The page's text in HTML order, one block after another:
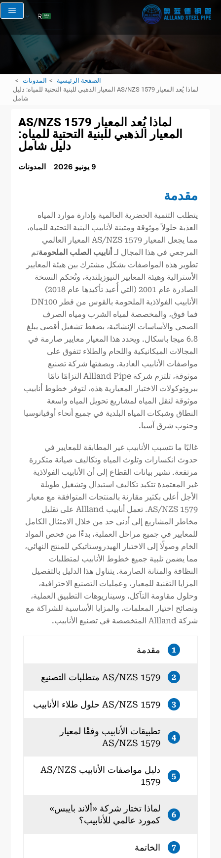
AR
EN
FR
ES
الصفحة الرئيسية
المدونات
لماذا يُعد المعيار AS/NZS 1579 المعيار الذهبي للبنية التحتية للمياه: دليل
شامل
لماذا يُعد المعيار AS/NZS 1579
المعيار الذهبي للبنية التحتية للمياه:
دليل شامل
9 يونيو 2026 المدونات
مقدمة
يتطلب التنمية الحضرية العالمية وإدارة موارد المياه
العذبة حلولاً موثوقة ومتينة لأنابيب البنية التحتية للمياه،
مما يجعل المعيار AS/NZS 1579 المعيار العالمي
المرجعي في هذا المجال لـ أنابيب الصلب الملحومةتم
تطوير هذه المواصفات بشكل مشترك بين هيئة المعايير
الأسترالية وهيئة المعايير النيوزيلندية، وتُحكم النسخة
الصادرة عام 2001 (التي أُعيد تأكيدها عام 2018)
الأنابيب الفولاذية الملحومة بالقوس من قطر DN100
فما فوق، والمخصصة لمياه الشرب ومياه الصرف
الصحي والأساسات الإنشائية، بضغط تشغيل أقصى يبلغ
6.8 ميجا باسكال. ويحدد هذا المعيار معايير صارمة في
المجالات الميكانيكية واللحام والطلاء تتفوق على
مواصفات الأنابيب العادية. وبصفتها شركة تصنيع
موثوقة، تلتزم شركة Allland Pipe التزامًا تامًا
ببروتوكولات الاختبار المعيارية هذه، لتوفر خطوط أنابيب
موثوقة لنقل المياه لمشاريع تحويل المياه واسعة
النطاق وشبكات المياه البلدية في جميع أنحاء أوقيانوسيا
وجنوب شرق آسيا.
غالبًا ما تتسبب الأنابيب غير المطابقة للمعايير في
حدوث انكسارات وتلوث المياه وتكاليف صيانة متكررة
مرتفعة. تشير بيانات القطاع إلى أن الأنابيب الفولاذية
غير المعتمدة تتكبد تكاليف استبدال وتشغيل طويلة
الأجل أعلى بكثير مقارنة بالمنتجات المتوافقة مع معيار
AS/NZS 1579. تعمل أنابيب Allland على تقليل
مخاطر المشاريع إلى أدنى حد من خلال الامتثال الكامل
للمعايير في جميع مراحل العملية، بدءًا من فحص المواد
الخام وصولًا إلى الاختبار الهيدروستاتيكي للمنتج النهائي،
مما يضمن تلبية جميع خطوط الأنابيب لمتطلبات
النظافة والمتانة الصارمة. يتناول هذا الدليل بالتفصيل
المزايا التقنية للمعيار، وعمليات التصنيع الاحترافية،
وحلول مقاومة التآكل، وسيناريوهات التطبيق العملية،
ونصائح اختيار المعلمات، والمزايا الأساسية للشراكة مع
شركة Allland المتخصصة في تصنيع الأنابيب.
1 مقدمة
2 AS/NZS 1579 متطلبات التصنيع
3 AS/NZS 1579 حلول طلاء الأنابيب
4
تطبيقات الأنابيب وفقًا لمعيار
AS/NZS 1579
5
دليل مواصفات الأنابيب AS/NZS
1579
6
لماذا تختار شركة «ألاند بايبس»
كمورد عالمي للأنابيب؟
7 الخاتمة